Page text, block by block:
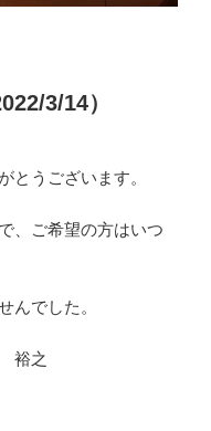
3/14）
とうございます。
、ご希望の方はいつ
んでした。
裕之